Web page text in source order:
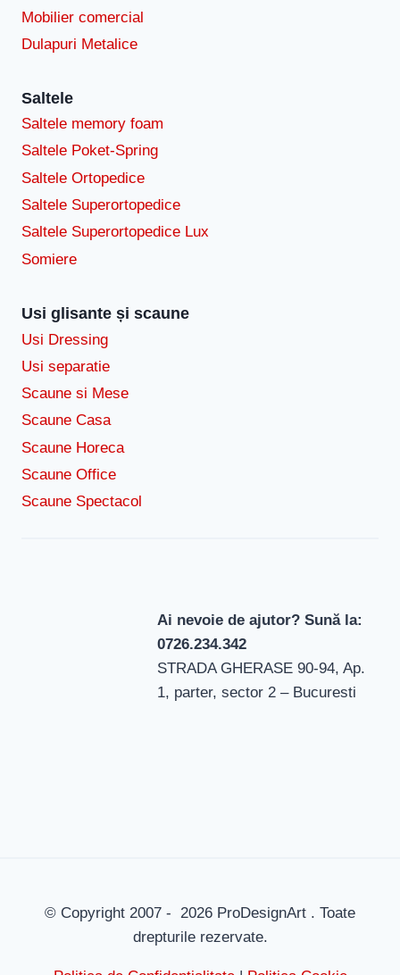
Mobilier comercial
Dulapuri Metalice
Saltele
Saltele memory foam
Saltele Poket-Spring
Saltele Ortopedice
Saltele Superortopedice
Saltele Superortopedice Lux
Somiere
Usi glisante și scaune
Usi Dressing
Usi separatie
Scaune si Mese
Scaune Casa
Scaune Horeca
Scaune Office
Scaune Spectacol
Ai nevoie de ajutor? Sună la:
0726.234.342
STRADA GHERASE 90-94, Ap.
1, parter, sector 2 – Bucuresti
© Copyright 2007 - 2026 ProDesignArt . Toate
drepturile rezervate.